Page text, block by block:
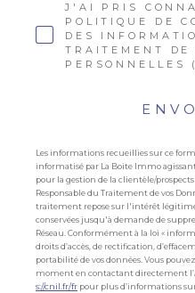
J'AI PRIS
POLITIQUE DE
DES
TRAITEMENT DE
PERSONNELLES
Les informations recueillies sur ce
informatisé par La Boite Immo
pour la gestion de la clientèle/
Responsable du Traitement de vos
traitement repose sur l'intérêt légitime
conservées jusqu'à demande de
Réseau. Conformément à la loi «
droits d’accès, de rectification,
portabilité de vos données. Vous
moment en contactant directement
s://cnil.fr/fr pour plus d’informations